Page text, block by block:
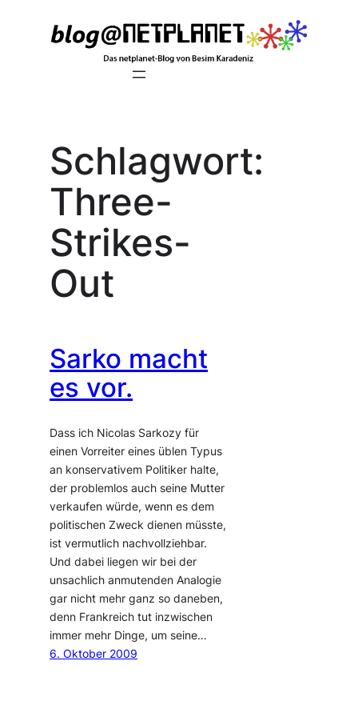
Schlagwort:
Three-
Strikes-
Out
Sarko macht
es vor.
Dass ich Nicolas Sarkozy für
einen Vorreiter eines üblen Typus
an konservativem Politiker halte,
der problemlos auch seine Mutter
verkaufen würde, wenn es dem
politischen Zweck dienen müsste,
ist vermutlich nachvollziehbar.
Und dabei liegen wir bei der
unsachlich anmutenden Analogie
gar nicht mehr ganz so daneben,
denn Frankreich tut inzwischen
immer mehr Dinge, um seine…
6. Oktober 2009